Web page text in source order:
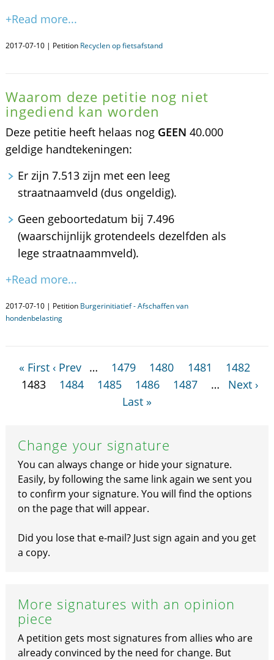
+Read more...
2017-07-10 | Petition Recyclen op fietsafstand
Waarom deze petitie nog niet
ingediend kan worden
Deze petitie heeft helaas nog GEEN 40.000
geldige handtekeningen:
Er zijn 7.513 zijn met een leeg
straatnaamveld (dus ongeldig).
Geen geboortedatum bij 7.496
(waarschijnlijk grotendeels dezelfden als
lege straatnaammveld).
+Read more...
2017-07-10 | Petition Burgerinitiatief - Afschaffen van
hondenbelasting
« First ‹ Prev … 1479 1480 1481
1482
1483
1484 1485 1486 1487 …
Next ›
Last »
Change your signature
You can always change or hide your signature.
Easily, by following the same link again we sent you
to confirm your signature. You will find the options
on the page that will appear.
Did you lose that e-mail? Just sign again and you get
a copy.
More signatures with an opinion
piece
A petition gets most signatures from allies who are
already convinced by the need for change. But